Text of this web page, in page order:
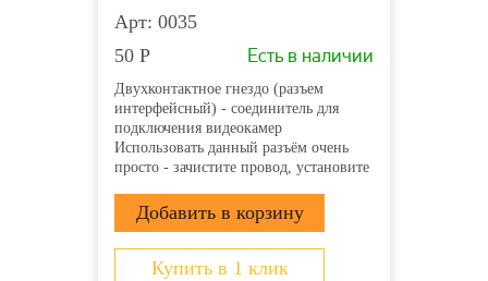
Арт: 0035
50 Р Есть в наличии
Двухконтактное гнездо (разъем
интерфейсный) - соединитель для
подключения видеокамер
Использовать данный разъём очень
просто - зачистите провод, установите
Клеммная колодка надёжно
зафиксирует проводник и обеспечит
прекрасный контакт. Монтаж
возможно осуществлять с...
Купить в 1 клик